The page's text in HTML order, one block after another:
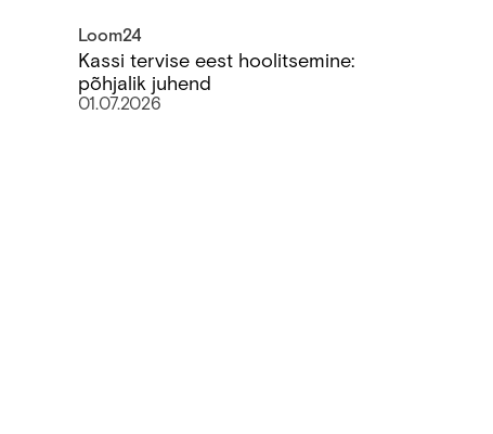
mõju küülikute füüsilisele ja vaimsele heaolule,
rõhutab vajadust tagada lemmikloomadele
avatum ning piiranguteta elukeskkond.
Kassi tervise eest hoolitsemine: põhjalik juhend
Loom24
Kassi tervise eest hoolitsemine:
põhjalik juhend
01.07.2026